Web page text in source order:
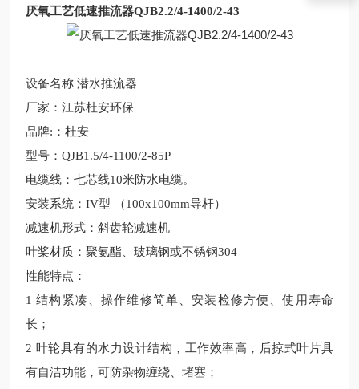
厌氧工艺低速推流器QJB2.2/4-1400/2-43
设备名称 潜水推流器
厂家：江苏杜安环保
品牌: ：杜安
型号：QJB1.5/4-1100/2-85P
电缆线：七芯线10米防水电缆。
安装系统：IV型 （100x100mm导杆）
减速机形式：斜齿轮减速机
叶桨材质：聚氨酯、玻璃钢或不锈钢304
性能特点：
1结构紧凑、操作维修简单、安装检修方便、使用寿命
长；
2 叶轮具有的水力设计结构，工作效率高，后掠式叶片具
有自洁功能，可防杂物缠绕、堵塞；